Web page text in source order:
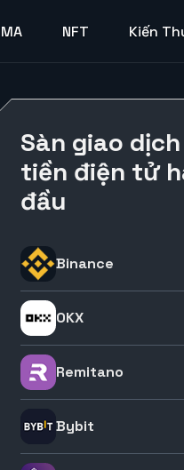
NFT Kiến
Sàn giao dịch
tiền điện tử
đầu
Binance
OKX
Remitano
Bybit